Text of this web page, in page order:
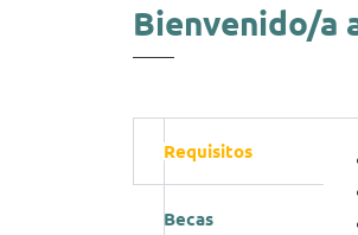
Bienvenido/a
Requisitos
Becas